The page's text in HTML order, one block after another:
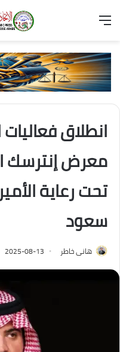
القائمة
انطلاق
تحت رعاية
سعود
هانى خاطر 2025-08-13